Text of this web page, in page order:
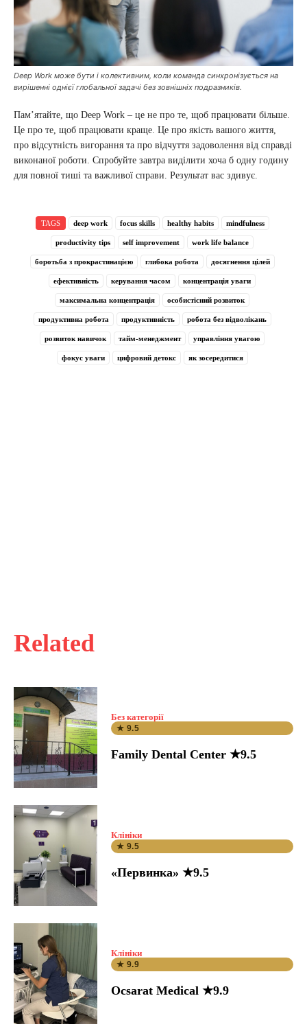
Related
Без категорії
★ 9.5
Family Dental Center ★9.5
Клініки
★ 9.5
«Первинка» ★9.5
Клініки
★ 9.9
Ocsarat Medical ★9.9
Deep Work може бути і колективним, коли команда синхронізується на
вирішенні однієї глобальної задачі без зовнішніх подразників.
Пам’ятайте, що Deep Work – це не про те, щоб працювати більше.
Це про те, щоб працювати краще. Це про якість вашого життя,
про відсутність вигорання та про відчуття задоволення від справді
виконаної роботи. Спробуйте завтра виділити хоча б одну годину
для повної тиші та важливої справи. Результат вас здивує.
TAGS deep work focus skills healthy habits mindfulness
productivity tips self improvement work life balance
боротьба з прокрастинацією глибока робота досягнення цілей
ефективність керування часом концентрація уваги
максимальна концентрація особистісний розвиток
продуктивна робота продуктивність робота без відволікань
розвиток навичок тайм-менеджмент управління увагою
фокус уваги цифровий детокс як зосередитися